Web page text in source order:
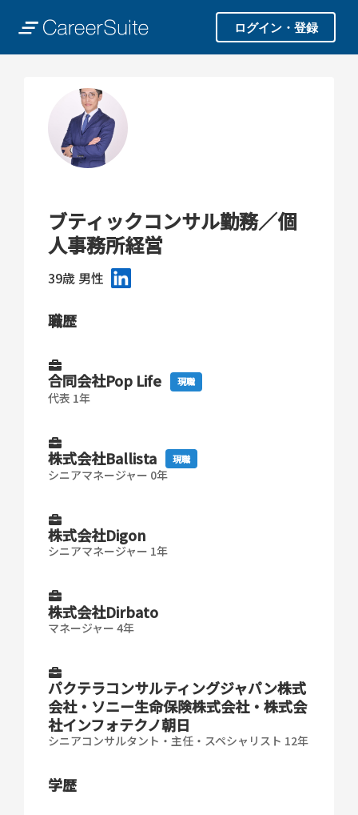
ログイン・登録
ブティックコンサル勤務／個
人事務所経営
39歳 男性
職歴
合同会社Pop Life 現職
代表 1年
株式会社Ballista 現職
シニアマネージャー 0年
株式会社Digon
シニアマネージャー 1年
株式会社Dirbato
マネージャー 4年
パクテラコンサルティングジャパン株式
会社・ソニー生命保険株式会社・株式会
社インフォテクノ朝日
シニアコンサルタント・主任・スペシャリスト 12年
学歴